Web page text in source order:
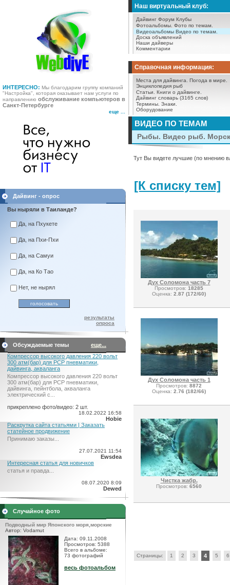
ИНТЕРЕСНО: Мы благодарим группу компаний
"Настройка", которая оказывает нам услуги по
направлению обслуживание компьютеров в
Санкт-Петербурге
еще ...
Наш виртуальный клуб:
Дайвинг Форум Клубы
Фотоальбомы. Фото по темам.
Видеоальбомы Видео по темам.
Доска объявлений
Наши дайверы
Комментарии
Справочная информация:
Места для дайвинга.
Погода в мире.
Энциклопедия рыб
Статьи.
Книги о дайвинге.
Дайвинг словарь (3165 слов)
Термины. Знаки.
Оборудование
Дайвинг - опрос
Вы ныряли в Таиланде?
Да, на Пхукете
Да, на Пхи-Пхи
Да, на Самуи
Да, на Ко Тао
Нет, не нырял
результаты
опроса
Обсуждаемые темы
еще...
Компрессор высокого давления 220 вольт
300 атм(бар) для PCP пневматики,
дайвинга, акваланга
Компрессор высокого давления 220 вольт
300 атм(бар) для PCP пневматики,
дайвинга, пейнтбола, акваланга
электрический c...
прикреплено фото/видео: 2 шт.
18.02.2022 16:58
Hobie
Раскрутка сайта статьями | Заказать
статейное продвижение
Принимаю заказы...
27.07.2021 11:54
Ewsdea
Интересная статья для новичков
статья и правда...
08.07.2020 8:09
Dewed
Случайное фото
Подводный мир Японского моря,морские
Автор: Vodamut
Дата: 09.11.2008
Просмотров: 5388
Всего в альбоме:
73 фотографий
весь фотоальбом
ВИДЕО ПО ТЕМАМ
Рыбы. Видео рыб.
Тут Вы видете лучшие (по мнению
[К списку тем]
Дух Соломона часть 7
Просмотров: 18285
Оценка: 2.87 (172/60)
Дух Соломона часть 1
Просмотров: 8872
Оценка: 2.76 (182/66)
Чистка жабр.
Просмотров: 6560
Страницы: 1 2 3 4 5 6